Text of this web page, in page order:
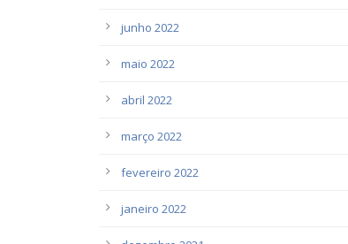
junho 2022
maio 2022
abril 2022
março 2022
fevereiro 2022
janeiro 2022